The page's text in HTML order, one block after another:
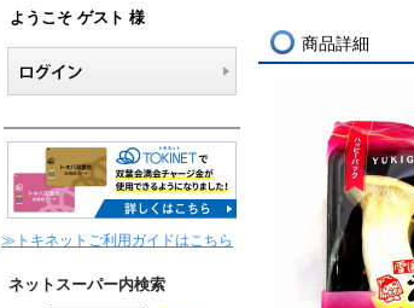
商品詳細
ようこそ ゲスト 様
≫トキネットご利用ガイドはこちら
ネットスーパー内検索